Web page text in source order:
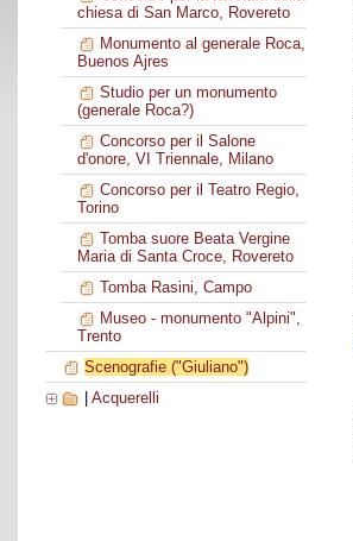
chiesa di San Marco, Rovereto
Monumento al generale Roca,
Buenos Ajres
Studio per un monumento
(generale Roca?)
Concorso per il Salone
d'onore, VI Triennale, Milano
Concorso per il Teatro Regio,
Torino
Tomba suore Beata Vergine
Maria di Santa Croce, Rovereto
Tomba Rasini, Campo
Museo - monumento "Alpini",
Trento
Scenografie ("Giuliano")
Acquerelli